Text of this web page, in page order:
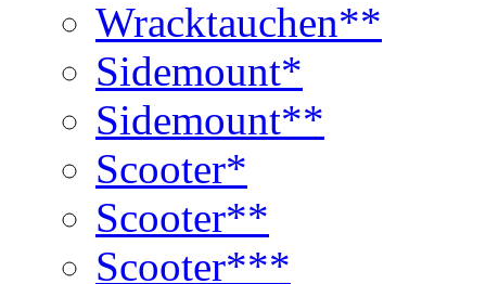
Wracktauchen**
Sidemount*
Sidemount**
Scooter*
Scooter**
Scooter***